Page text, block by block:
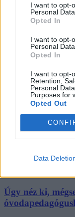
I want to opt-
Personal Data.
Opted In
I want to opt-
Personal
Opted In
I want to opt-
Retention,
Personal
Purposes for
Opted Out
Data
Gyarmathy Éva
egyetemi tanár szerint.
Kurucz-Gáspár
Lannert Judit:
szünetek és
szeptembertől
Tizennégy pontos
terhelése, és több idő
valamint tapasztalati
tanévtől
Közoktatás
Úgy néz ki,